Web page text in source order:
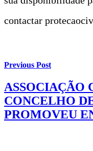
contactar
Previous Post
ASSOCIAÇÃO
CONCELHO
PROMOVEU